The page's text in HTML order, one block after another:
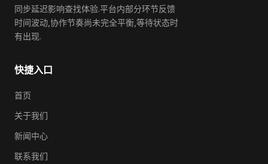
同步延迟影响查找体验.平台内部分环节反馈
时间波动,协作节奏尚未完全平衡,等待状态时
有出现.
快捷入口
首页
关于我们
新闻中心
联系我们